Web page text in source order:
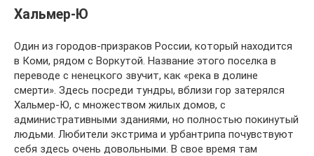
Хальмер-Ю
Один из городов-призраков России, который находится
в Коми, рядом с Воркутой. Название этого поселка в
переводе с ненецкого звучит, как «река в долине
смерти». Здесь посреди тундры, вблизи гор затерялся
Хальмер-Ю, с множеством жилых домов, с
административными зданиями, но полностью покинутый
людьми. Любители экстрима и урбантрипа почувствуют
себя здесь очень довольными. В свое время там